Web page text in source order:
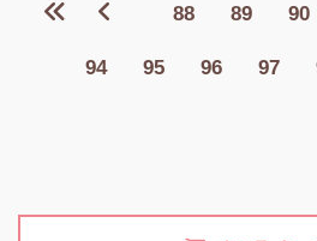
88 89 90
94 95 96 97